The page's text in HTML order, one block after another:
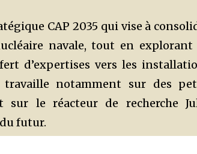
CAP 2035 qui vise à
navale, tout en explorant
d’expertises vers les
travaille notamment sur des
sur le réacteur de recherche
futur.